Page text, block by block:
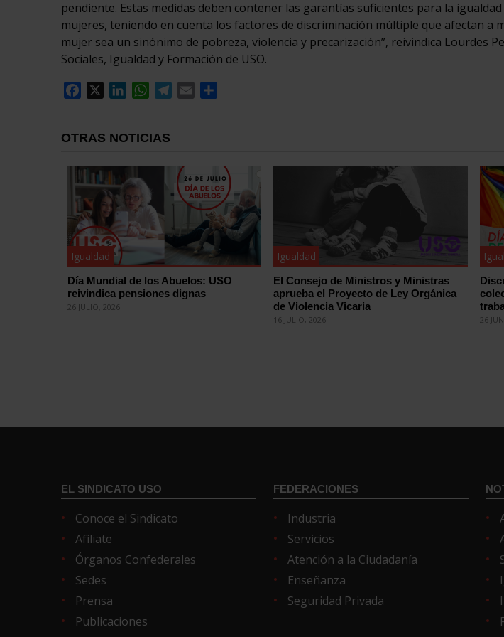
pendiente. Estas medidas deben contener las garantías suficientes para la
mujeres, teniendo en cuenta los factores de discriminación múltiple que afectan a
mujer sea un sinónimo de pobreza, violencia y precarización”, reivindica Lourdes
Sociales, Igualdad y Formación de USO.
Facebook
LinkedInWhatsApp
Telegram
Email
OTRAS NOTICIAS
Igualdad
Día Mundial de los Abuelos: USO
reivindica pensiones dignas
26 JULIO, 2026
Igualdad
El Consejo de Ministros y Ministras
aprueba el Proyecto de Ley Orgánica
de Violencia Vicaria
16 JULIO, 2026 26
EL SINDICATO USO
Conoce el Sindicato
Afíliate
Órganos Confederales
Sedes
Prensa
Publicaciones
FEDERACIONES
Industria
Servicios
Atención a la Ciudadanía
Enseñanza
Seguridad Privada